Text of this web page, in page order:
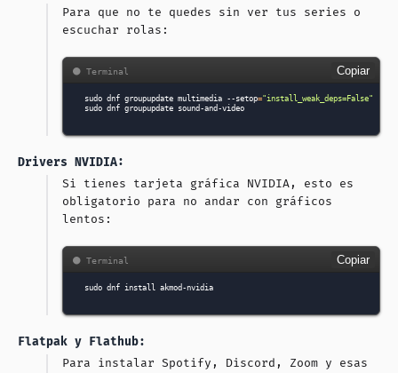
Para que no te quedes sin ver tus series o
escuchar rolas:
Copiar
sudo dnf groupupdate multimedia --setop="install_weak_deps=False"
sudo dnf groupupdate
Drivers NVIDIA:
Si tienes tarjeta gráfica NVIDIA, esto es
obligatorio para no andar con gráficos
lentos:
Copiar
sudo dnf install
Flatpak y Flathub:
Para instalar Spotify, Discord, Zoom y esas